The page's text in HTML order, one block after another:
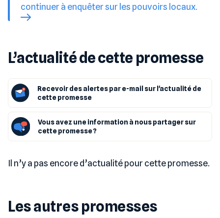
continuer à enquêter sur les pouvoirs locaux.
L’actualité de cette promesse
Recevoir des alertes par e-mail sur l'actualité de
cette promesse
Vous avez une information à nous partager sur
cette promesse ?
Il n’y a pas encore d’actualité pour cette promesse.
Les autres promesses